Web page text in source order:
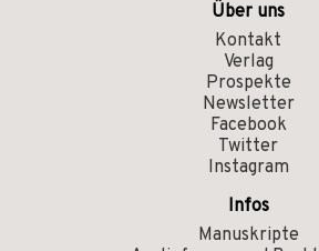
Über uns
Kontakt
Verlag
Prospekte
Newsletter
Facebook
Twitter
Instagram
Infos
Manuskripte